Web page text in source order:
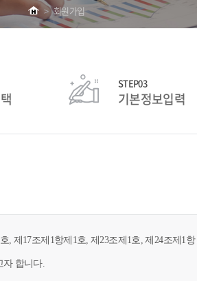
> 회원가입
STEP03
기본정보입력
제17조제1항제1호, 제23조제1호, 제24조제1
자 합니다.